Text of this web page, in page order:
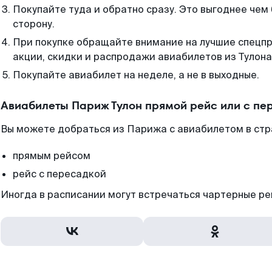
Покупайте туда и обратно сразу. Это выгоднее
сторону.
При покупке обращайте внимание на лучшие
акции, скидки и распродажи авиабилетов из
Покупайте авиабилет на неделе, а не в выходные.
Авиабилеты Париж Тулон прямой рейс или с
Вы можете добраться из Парижа с авиабилетом в
прямым рейсом
рейс с пересадкой
Иногда в расписании могут встречаться чартерные